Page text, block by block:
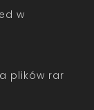
w
plików rar